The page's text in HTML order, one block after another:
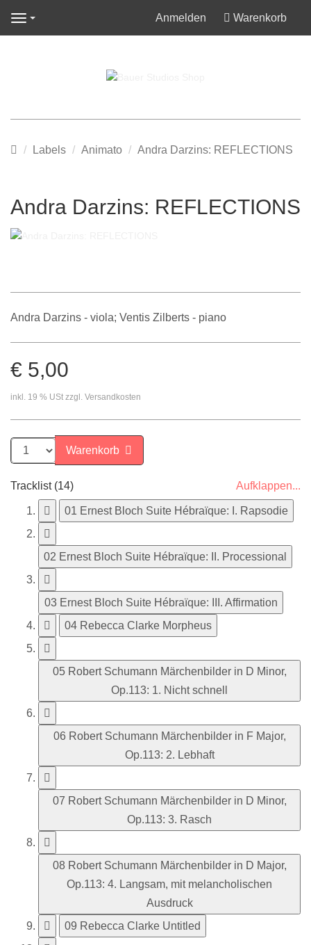
Navigation Anmelden Warenkorb
Startseite
Labels Animato Andra Darzins: REFLECTIONS
Andra Darzins: REFLECTIONS
Andra Darzins - viola; Ventis Zilberts - piano
€ 5,00
inkl. 19 % USt zzgl. Versandkosten
Warenkorb
Tracklist (14) Aufklappen...
01 Ernest Bloch Suite Hébraïque: I. Rapsodie
02 Ernest Bloch Suite Hébraïque: II. Processional
03 Ernest Bloch Suite Hébraïque: III. Affirmation
04 Rebecca Clarke Morpheus
05 Robert Schumann Märchenbilder in D Minor,
Op.113: 1. Nicht schnell
06 Robert Schumann Märchenbilder in F Major,
Op.113: 2. Lebhaft
07 Robert Schumann Märchenbilder in D Minor,
Op.113: 3. Rasch
08 Robert Schumann Märchenbilder in D Major,
Op.113: 4. Langsam, mit melancholischen
Ausdruck
09 Rebecca Clarke Untitled